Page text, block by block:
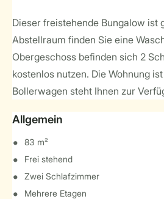
Dieser freistehende Bungalow ist
Abstellraum finden Sie eine
Obergeschoss befinden sich 2
kostenlos nutzen. Die Wohnung
Bollerwagen steht Ihnen zur
Allgemein
83 m²
Frei stehend
Zwei Schlafzimmer
Mehrere Etagen